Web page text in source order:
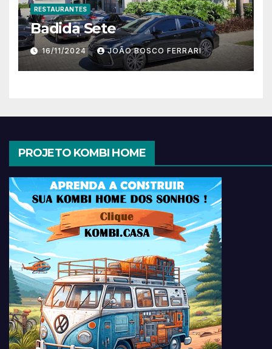
RESTAURANTES
Badida Sete
16/11/2024 JOÃO BOSCO FERRARI
PROJETO KOMBI HOME